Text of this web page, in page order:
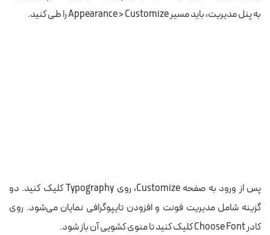
به پنل مدیریت، باید مسیر Appearance > Customize را طی کنید.
پس از ورود به صفحه Customize، روی Typography کلیک کنید. دو
گزینه شامل مدیریت فونت و افزودن تایپوگرافی نمایان می‌شود. روی
کادر Choose Font کلیک کنید تا منوی کشویی آن باز شود.